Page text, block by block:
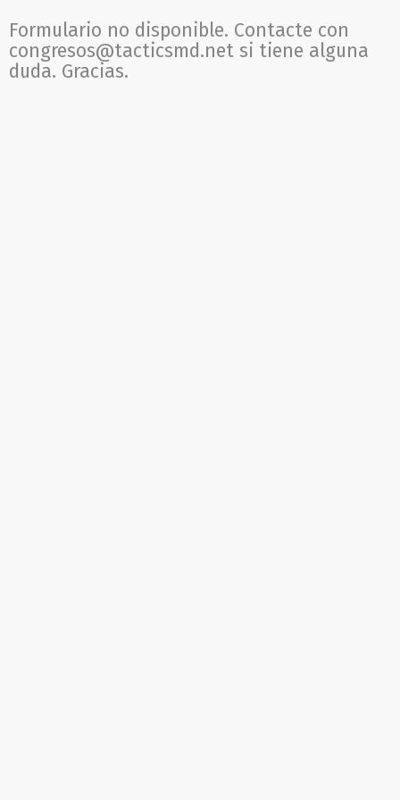
Formulario no disponible. Contacte con
congresos@tacticsmd.net si tiene alguna
duda. Gracias.